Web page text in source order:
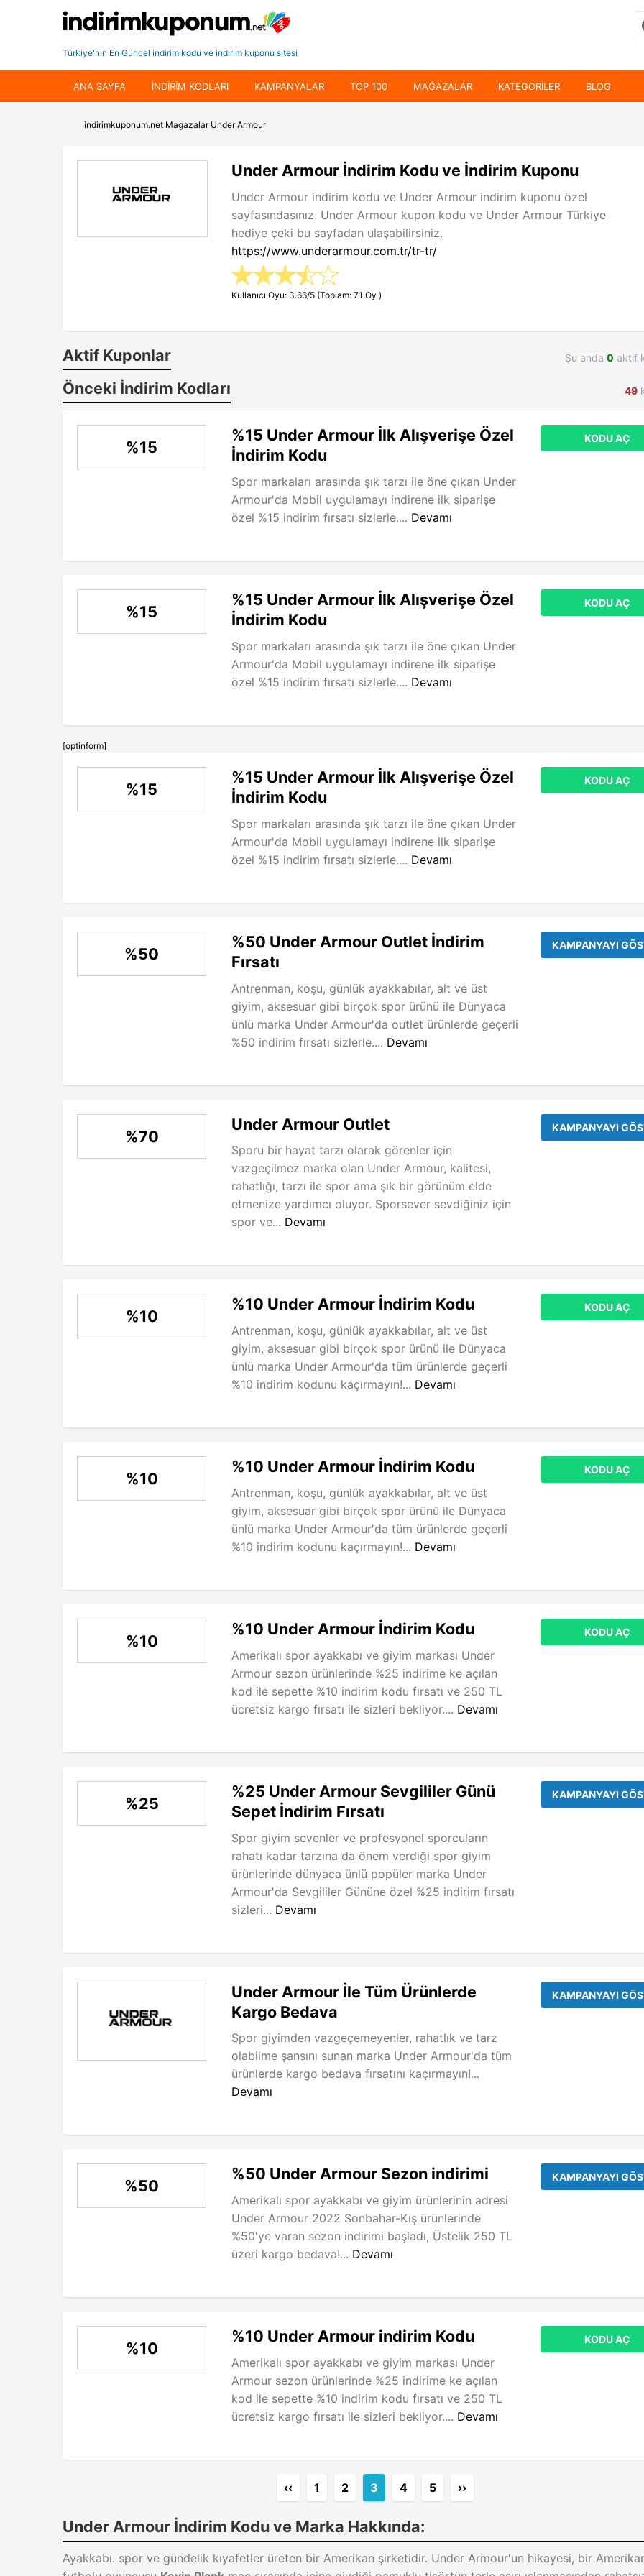
Türkiye'nin En Güncel indirim kodu ve indirim kuponu sitesi
ANA SAYFA INDIRIM KODLARI KAMPANYALAR TOP 100 MAĞAZALAR KATEGORILER BLOG
indirimkuponum.net Magazalar Under Armour
Under Armour İndirim Kodu ve İndirim Kuponu
Under Armour indirim kodu ve Under Armour indirim kuponu özel
sayfasındasınız. Under Armour kupon kodu ve Under Armour Türkiye
hediye çeki bu sayfadan ulaşabilirsiniz.
https://www.underarmour.com.tr/tr-tr/
Kullanıcı Oyu: 3.66/5 (Toplam: 71 Oy )
Aktif Kuponlar Şu anda 0 aktif
Önceki İndirim Kodları 49
%15
%15 Under Armour İlk Alışverişe Özel
İndirim Kodu
Spor markaları arasında şık tarzı ile öne çıkan Under
Armour'da Mobil uygulamayı indirene ilk siparişe
özel %15 indirim fırsatı sizlerle.... Devamı
KODU AÇ
%15
%15 Under Armour İlk Alışverişe Özel
İndirim Kodu
Spor markaları arasında şık tarzı ile öne çıkan Under
Armour'da Mobil uygulamayı indirene ilk siparişe
özel %15 indirim fırsatı sizlerle.... Devamı
KODU AÇ
[optinform]
%15
%15 Under Armour İlk Alışverişe Özel
İndirim Kodu
Spor markaları arasında şık tarzı ile öne çıkan Under
Armour'da Mobil uygulamayı indirene ilk siparişe
özel %15 indirim fırsatı sizlerle.... Devamı
KODU AÇ
%50
%50 Under Armour Outlet İndirim
Fırsatı
Antrenman, koşu, günlük ayakkabılar, alt ve üst
giyim, aksesuar gibi birçok spor ürünü ile Dünyaca
ünlü marka Under Armour'da outlet ürünlerde geçerli
%50 indirim fırsatı sizlerle.... Devamı
KAMPANYAYI
%70
Under Armour Outlet
Sporu bir hayat tarzı olarak görenler için
vazgeçilmez marka olan Under Armour, kalitesi,
rahatlığı, tarzı ile spor ama şık bir görünüm elde
etmenize yardımcı oluyor. Sporsever sevdiğiniz için
spor ve... Devamı
KAMPANYAYI
%10
%10 Under Armour İndirim Kodu
Antrenman, koşu, günlük ayakkabılar, alt ve üst
giyim, aksesuar gibi birçok spor ürünü ile Dünyaca
ünlü marka Under Armour'da tüm ürünlerde geçerli
%10 indirim kodunu kaçırmayın!... Devamı
KODU AÇ
%10
%10 Under Armour İndirim Kodu
Antrenman, koşu, günlük ayakkabılar, alt ve üst
giyim, aksesuar gibi birçok spor ürünü ile Dünyaca
ünlü marka Under Armour'da tüm ürünlerde geçerli
%10 indirim kodunu kaçırmayın!... Devamı
KODU AÇ
%10
%10 Under Armour İndirim Kodu
Amerikalı spor ayakkabı ve giyim markası Under
Armour sezon ürünlerinde %25 indirime ke açılan
kod ile sepette %10 indirim kodu fırsatı ve 250 TL
ücretsiz kargo fırsatı ile sizleri bekliyor.... Devamı
KODU AÇ
%25
%25 Under Armour Sevgililer Günü
Sepet İndirim Fırsatı
Spor giyim sevenler ve profesyonel sporcuların
rahatı kadar tarzına da önem verdiği spor giyim
ürünlerinde dünyaca ünlü popüler marka Under
Armour'da Sevgililer Gününe özel %25 indirim fırsatı
sizleri... Devamı
KAMPANYAYI
Under Armour İle Tüm Ürünlerde
Kargo Bedava
Spor giyimden vazgeçemeyenler, rahatlık ve tarz
olabilme şansını sunan marka Under Armour'da tüm
ürünlerde kargo bedava fırsatını kaçırmayın!...
Devamı
KAMPANYAYI
%50
%50 Under Armour Sezon indirimi
Amerikalı spor ayakkabı ve giyim ürünlerinin adresi
Under Armour 2022 Sonbahar-Kış ürünlerinde
%50'ye varan sezon indirimi başladı, Üstelik 250 TL
üzeri kargo bedava!... Devamı
KAMPANYAYI
%10
%10 Under Armour indirim Kodu
Amerikalı spor ayakkabı ve giyim markası Under
Armour sezon ürünlerinde %25 indirime ke açılan
kod ile sepette %10 indirim kodu fırsatı ve 250 TL
ücretsiz kargo fırsatı ile sizleri bekliyor.... Devamı
KODU AÇ
‹‹ 1 2 3 4 5 ››
Under Armour İndirim Kodu ve Marka Hakkında:
Ayakkabı. spor ve gündelik kıyafetler üreten bir Amerikan şirketidir. Under Armour'un hikayesi, bir